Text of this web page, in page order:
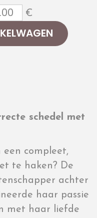
€
schedel met
een compleet,
te haken? De
achter
haar passie
met haar liefde